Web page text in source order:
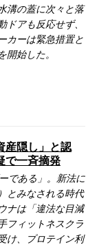
溝の蓋に次々と落
アも反応せず、
カーは緊急措置と
開始した。
産隠し」と認
一斉摘発
である」。新法に
とみなされる時代
ナは「違法な目減
フィットネスクラ
け、プロテイン利